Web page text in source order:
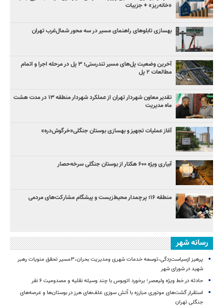
«خانه‌ریز» + جزییات
بهسازی تابلوهای راهنمای مسیر در سه محور شمال‌غرب تهران
آخرین وضعیت پل‌های مسیر تندرستی؛ ۳ پل در مرحله اجرا و اتمام
مطالعات ۲ پل
تقدیر معاون شهردار تهران از عملکرد شهردار منطقه ۱۳ در مدت هشت
ماه مدیریت
آغاز عملیات تجهیز و بهسازی بوستان جنگلی«خرگوش‌دره»
آبیاری ویژه ۶۰۰ هکتار از بوستان جنگلی سرخه‌حصار
منطقه ۱۶؛ پرچمدار محیط‌زیست و پیشگام مشارکت‌های مردمی
رسانه شهر
پرهیز ازسیاست‌زدگی،توسعه خدمات شهری ومدیریت بحران،۳مسیر تحقق منویات رهبر
شهید در شورای شهر
حادثه در خط ویژه ولیعصر؛ برخورد اتوبوس با چند وسیله نقلیه و مصدومیت ۶ نفر
استقرار گشت‌های موتوری مبارزه با آتش سوزی علف‌های هرز در بوستان‌ها و عرصه‌های
جنگلی تهران